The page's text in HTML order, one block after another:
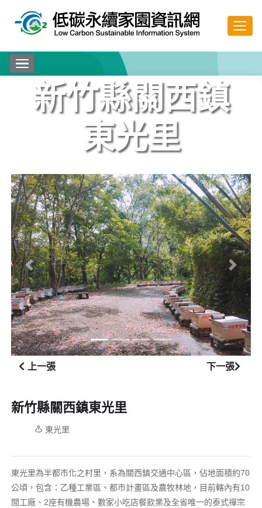
新竹縣關西鎮
東光里
上一張 下一張
上一張 下一張
新竹縣關西鎮東光里
東光里
東光里為半都市化之村里，系為關西鎮交通中心區，佔地面積約70
公頃，包含：乙種工業區、都市計畫區及農牧林地，目前轄內有10
間工廠、2座有機農場、數家小吃店餐飲業及全省唯一的泰式禪宗